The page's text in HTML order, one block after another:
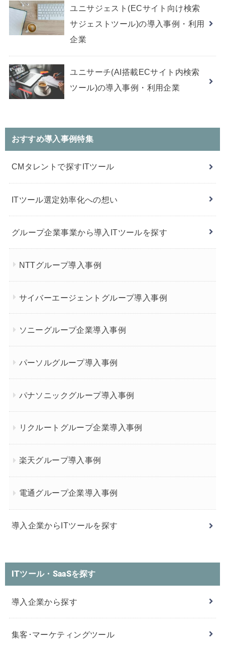
ユニサジェスト(ECサイト向け検索
サジェストツール)の導入事例・利用
企業
ユニサーチ(AI搭載ECサイト内検索
ツール)の導入事例・利用企業
おすすめ導入事例特集
CMタレントで探すITツール
ITツール選定効率化への想い
グループ企業事業から導入ITツールを探す
NTTグループ導入事例
サイバーエージェントグループ導入事例
ソニーグループ企業導入事例
パーソルグループ導入事例
パナソニックグループ導入事例
リクルートグループ企業導入事例
楽天グループ導入事例
電通グループ企業導入事例
導入企業からITツールを探す
ITツール・SaaSを探す
導入企業から探す
集客･マーケティングツール